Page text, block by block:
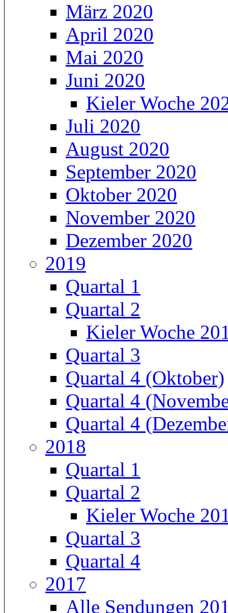
März 2020
April 2020
Mai 2020
Juni 2020
Kieler Woche
Juli 2020
August 2020
September 2020
Oktober 2020
November 2020
Dezember 2020
2019
Quartal 1
Quartal 2
Kieler Woche
Quartal 3
Quartal 4 (Oktober)
Quartal 4
Quartal 4
2018
Quartal 1
Quartal 2
Kieler Woche
Quartal 3
Quartal 4
2017
Alle Sendungen